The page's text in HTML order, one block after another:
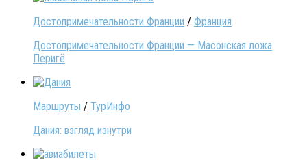
Достопримечательности Франции / Франция
Достопримечательности Франции — Масонская ложа
Перигё
Маршруты / ТурИнфо
Дания: взгляд изнутри